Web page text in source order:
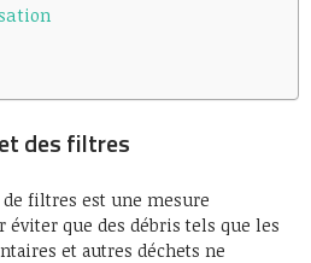
des filtres
filtres est une mesure
que des débris tels que les
et autres déchets ne